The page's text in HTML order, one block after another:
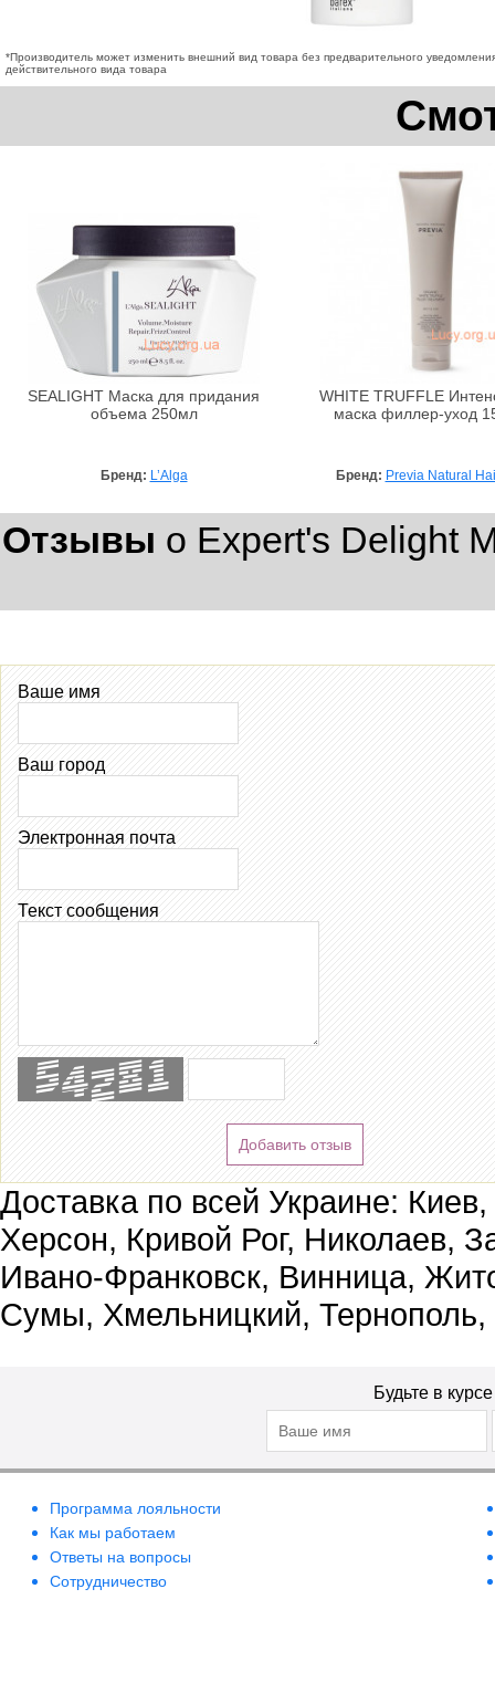
*Производитель может изменить внешний вид товара без предварительного
действительного вида товара
SEALIGHT Маска для придания
объема 250мл
Бренд: L’Alga
WHITE TRUFFLE
маска филлер-уход
Бренд: Previa Natural
Отзывы о Expert's Delight
Ваше имя
Ваш город
Электронная почта
Текст сообщения
Добавить отзыв
Доставка по всей Украине:
Херсон, Кривой Рог, Николаев,
Ивано-Франковск, Винница,
Сумы, Хмельницкий, Тернополь,
Будьте в
Программа лояльности
Как мы работаем
Ответы на вопросы
Сотрудничество